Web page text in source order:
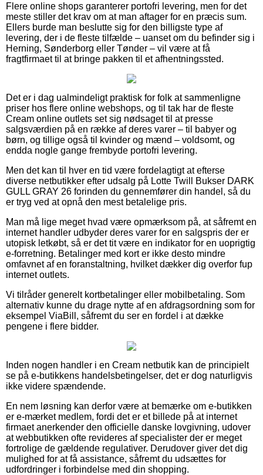
Flere online shops garanterer portofri levering, men for det
meste stiller det krav om at man aftager for en præcis sum.
Ellers burde man beslutte sig for den billigste type af
levering, der i de fleste tilfælde – uanset om du befinder sig i
Herning, Sønderborg eller Tønder – vil være at få
fragtfirmaet til at bringe pakken til et afhentningssted.
Det er i dag ualmindeligt praktisk for folk at sammenligne
priser hos flere online webshops, og til tak har de fleste
Cream online outlets set sig nødsaget til at presse
salgsværdien på en række af deres varer – til babyer og
børn, og tillige også til kvinder og mænd – voldsomt, og
endda nogle gange frembyde portofri levering.
Men det kan til hver en tid være fordelagtigt at efterse
diverse netbutikker efter udsalg på Lotte Twill Bukser DARK
GULL GRAY 26 forinden du gennemfører din handel, så du
er tryg ved at opnå den mest betalelige pris.
Man må lige meget hvad være opmærksom på, at såfremt en
internet handler udbyder deres varer for en salgspris der er
utopisk letkøbt, så er det tit være en indikator for en uoprigtig
e-forretning. Betalinger med kort er ikke desto mindre
omfavnet af en foranstaltning, hvilket dækker dig overfor fup
internet outlets.
Vi tilråder generelt kortbetalinger eller mobilbetaling. Som
alternativ kunne du drage nytte af en afdragsordning som for
eksempel ViaBill, såfremt du ser en fordel i at dække
pengene i flere bidder.
Inden nogen handler i en Cream netbutik kan de principielt
se på e-butikkens handelsbetingelser, det er dog naturligvis
ikke videre spændende.
En nem løsning kan derfor være at bemærke om e-butikken
er e-mærket medlem, fordi det er et billede på at internet
firmaet anerkender den officielle danske lovgivning, udover
at webbutikken ofte revideres af specialister der er meget
fortrolige de gældende regulativer. Derudover giver det dig
mulighed for at få assistance, såfremt du udsættes for
udfordringer i forbindelse med din shopping.